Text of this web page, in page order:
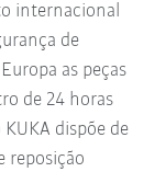
internacional
de
as peças
de 24 horas
dispõe de
reposição